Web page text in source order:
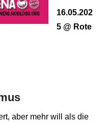
16.05.202
5 @ Rote
aber mehr will als die